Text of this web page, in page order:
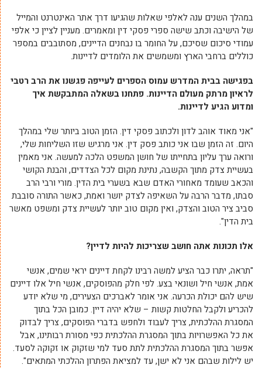
במהלך השנים ענה לאלפי שאלות שהגיעו דרך אתר האינטרנט והמייל
של הישיבה וכתב שישה ספרי פסקי דין ומאמרים. מעניין לציין כי אלפי
עמודי סיכום שסיכם, על החומר בו נבחנים הדיינים, מסתובבים במספר
כוללים ברחבי הארץ ומשמשים את הלומדים לדיינות.
בפגישה בבית המדרש עמוס הספרים לעייפה פגשנו את הרב רטבי
לראיון מרתק מעולם הדיינות. פתחנו בשאלה המתבקשת איך
ומדוע הגיע לדיינות.
"אני מאוד אוהב לדון ולכתוב פסקי דין. הזמן הטוב ביותר שלי במהלך
היום. זה הזמן שבו אני כותב פסק דין. אני מרגיש שזו השליחות שלי,
ורואה ערך עליון בתחייתו של חושן המשפט הלכה למעשה. אני מאמין
בעשיית צדק מתוך הקשבה, נתינת מקום לכל הצדדים, והבנת הקושי
והכאב שעומד מאחורי האדם שבא בשערי בית הדין. מורי ורבי הרב
סבתו, מדבר הרבה על השאיפה לצדק יושר ואמת, כאשר התורה סובבת
סביב ציר הטוב והצדק, ואין מקום טוב יותר לעשיית צדק ומשפט מאשר
בית הדין".
אלו תכונות אתה חושב שצריכות להיות לדיין?
"תראה, יתרו כבר הציע למשה רבינו לקחת דיינים יראי שמים, אנשי
אמת, אנשי חיל ושונאי בצע. לפי חלק מהפוסקים, אנשי חיל אלו דיינים
שיש להם יכולת הכרעה. אני אומר לאברכים הצעירים, מי שלא יודע
להכריע ולקבל החלטות קשות – שלא יהיה דיין. כמובן הכל בתוך
המסגרת ההלכתית, צריך לעבוד ולחפש בדברי הפוסקים, צריך לבדוק
את כל האפשרויות בתוך המסגרת ההלכתית כפי מסורת רבותינו, אבל
אפשר בתוך המסגרת ההלכתית לתת סעד למי שזקוק או זקוקה לסעד.
יש לילות שבהם אני לא ישן, עד למציאת הפתרון ההלכתי המתאים".